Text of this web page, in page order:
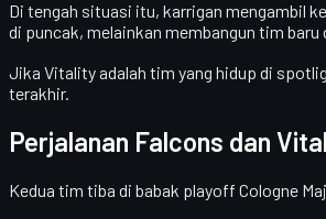
Di tengah situasi itu, karrigan mengambil
di puncak, melainkan membangun tim
Jika Vitality adalah tim yang hidup di
terakhir.
Perjalanan Falcons dan
Kedua tim tiba di babak playoff Cologne